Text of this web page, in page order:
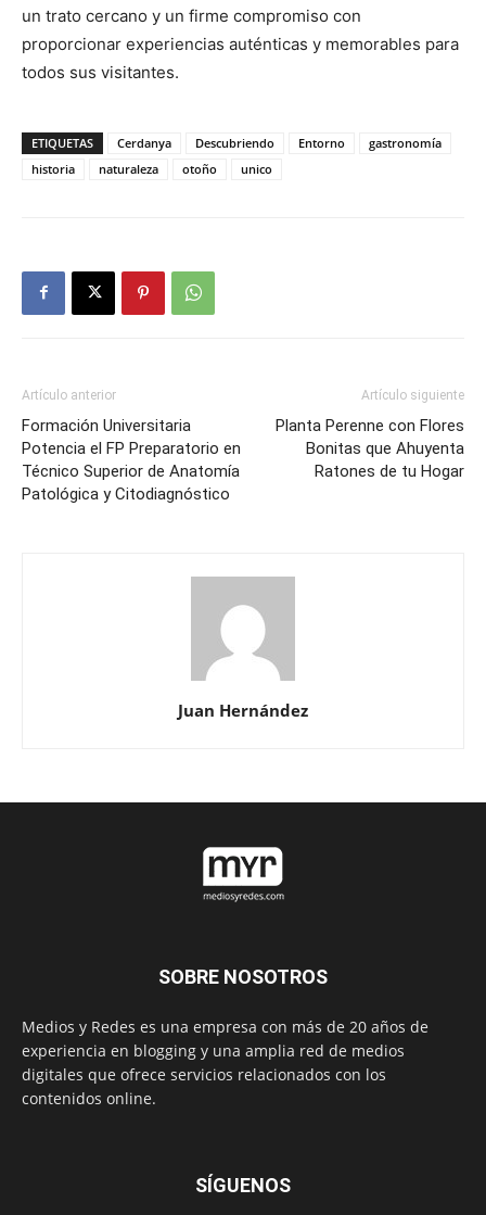
un trato cercano y un firme compromiso con
proporcionar experiencias auténticas y memorables para
todos sus visitantes.
ETIQUETAS Cerdanya Descubriendo Entorno
gastronomía
historia
naturaleza otoño unico
Artículo anterior
Formación Universitaria
Potencia el FP Preparatorio en
Técnico Superior de Anatomía
Patológica y Citodiagnóstico
Artículo siguiente
Planta Perenne con Flores
Bonitas que Ahuyenta
Ratones de tu Hogar
Juan Hernández
SOBRE NOSOTROS
Medios y Redes es una empresa con más de 20 años de
experiencia en blogging y una amplia red de medios
digitales que ofrece servicios relacionados con los
contenidos online.
SÍGUENOS